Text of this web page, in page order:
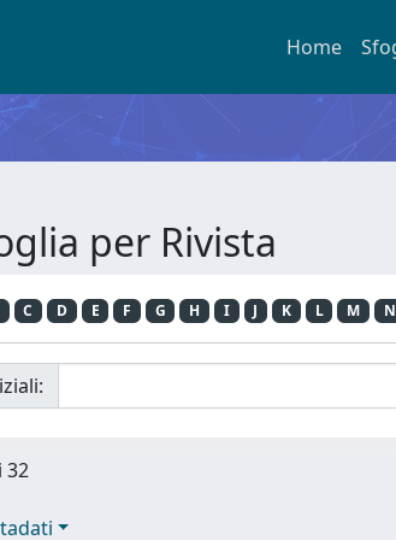
Home
per Rivista
C D E F G H I J K L M N
32